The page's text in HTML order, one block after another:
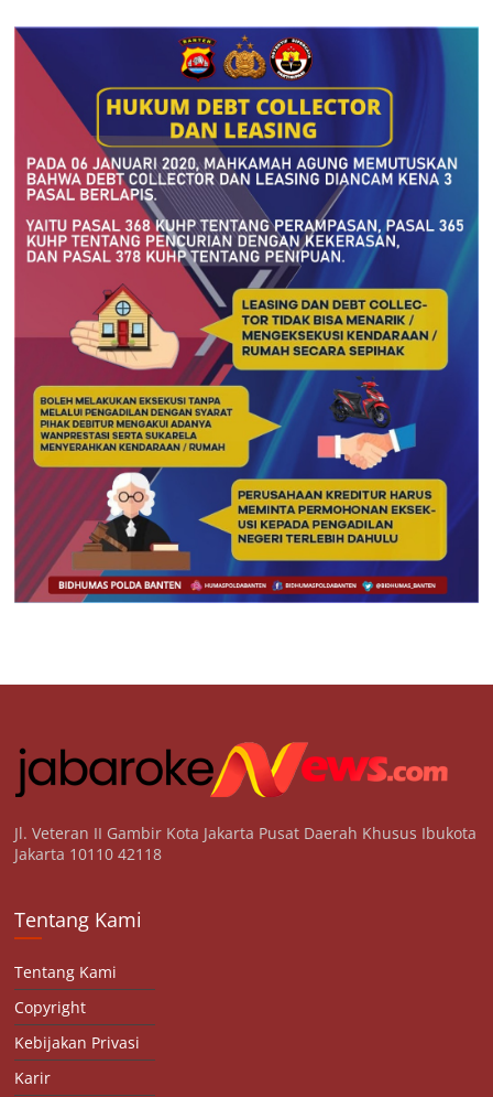
Jl. Veteran II Gambir Kota Jakarta Pusat Daerah Khusus Ibukota
Jakarta 10110 42118
Tentang Kami
Tentang Kami
Copyright
Kebijakan Privasi
Karir